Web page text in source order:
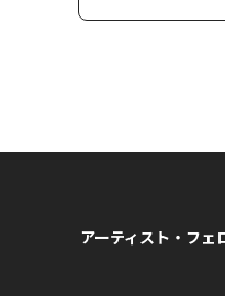
アーティスト・フェ